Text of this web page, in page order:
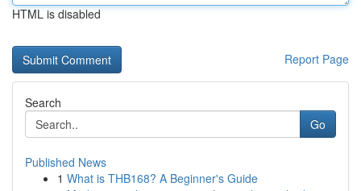
HTML is disabled
Report Page
Search
Go
Published News
1 What is THB168? A Beginner's Guide